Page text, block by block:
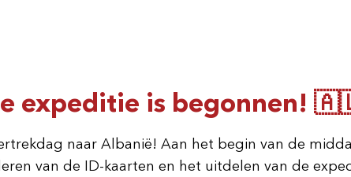
expeditie is begonnen!
naar Albanië! Aan het begin van de
van de ID-kaarten en het uitdelen van de